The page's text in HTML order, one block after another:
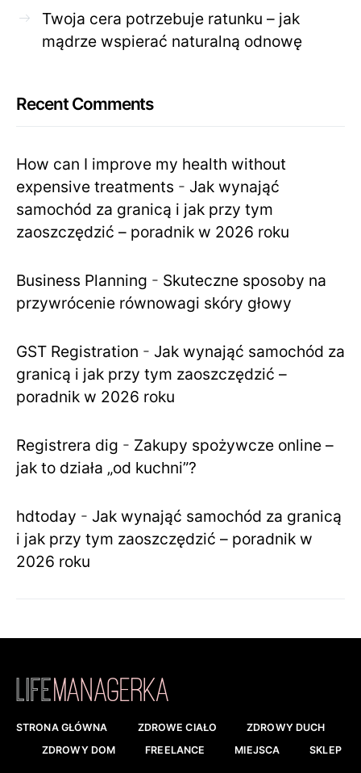
Twoja cera potrzebuje ratunku – jak
mądrze wspierać naturalną odnowę
Recent Comments
How can I improve my health without
expensive treatments - Jak wynająć
samochód za granicą i jak przy tym
zaoszczędzić – poradnik w 2026 roku
Business Planning - Skuteczne sposoby na
przywrócenie równowagi skóry głowy
GST Registration - Jak wynająć samochód za
granicą i jak przy tym zaoszczędzić –
poradnik w 2026 roku
Registrera dig - Zakupy spożywcze online –
jak to działa „od kuchni”?
hdtoday - Jak wynająć samochód za granicą
i jak przy tym zaoszczędzić – poradnik w
2026 roku
STRONA GŁÓWNA ZDROWE CIAŁO
ZDROWY DUCH
ZDROWY DOM
FREELANCE MIEJSCA SKLEP